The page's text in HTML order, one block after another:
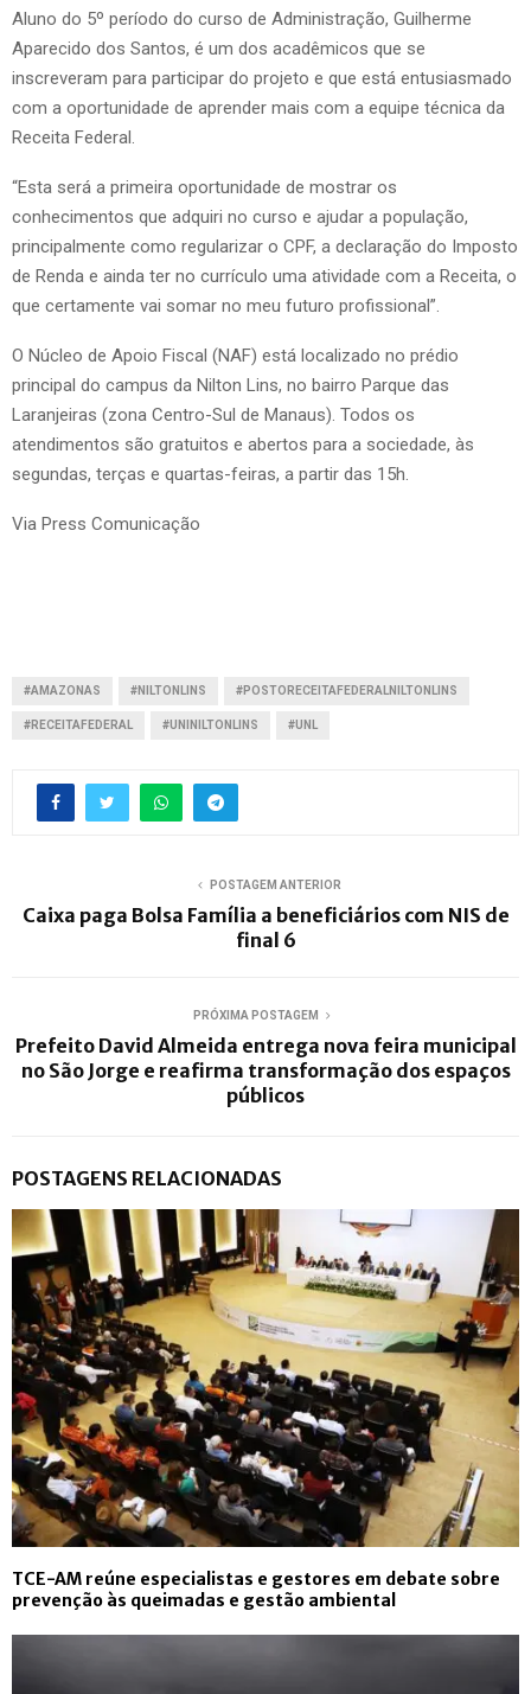
Aluno do 5º período do curso de Administração, Guilherme
Aparecido dos Santos, é um dos acadêmicos que se
inscreveram para participar do projeto e que está entusiasmado
com a oportunidade de aprender mais com a equipe técnica da
Receita Federal.
“Esta será a primeira oportunidade de mostrar os
conhecimentos que adquiri no curso e ajudar a população,
principalmente como regularizar o CPF, a declaração do Imposto
de Renda e ainda ter no currículo uma atividade com a Receita, o
que certamente vai somar no meu futuro profissional”.
O Núcleo de Apoio Fiscal (NAF) está localizado no prédio
principal do campus da Nilton Lins, no bairro Parque das
Laranjeiras (zona Centro-Sul de Manaus). Todos os
atendimentos são gratuitos e abertos para a sociedade, às
segundas, terças e quartas-feiras, a partir das 15h.
Via Press Comunicação
#AMAZONAS #NILTONLINS #POSTORECEITAFEDERALNILTONLINS
#RECEITAFEDERAL #UNINILTONLINS #UNL
POSTAGEM ANTERIOR
Caixa paga Bolsa Família a beneficiários com NIS de
final 6
PRÓXIMA POSTAGEM
Prefeito David Almeida entrega nova feira municipal
no São Jorge e reafirma transformação dos espaços
públicos
POSTAGENS RELACIONADAS
TCE-AM reúne especialistas e gestores em debate sobre
prevenção às queimadas e gestão ambiental